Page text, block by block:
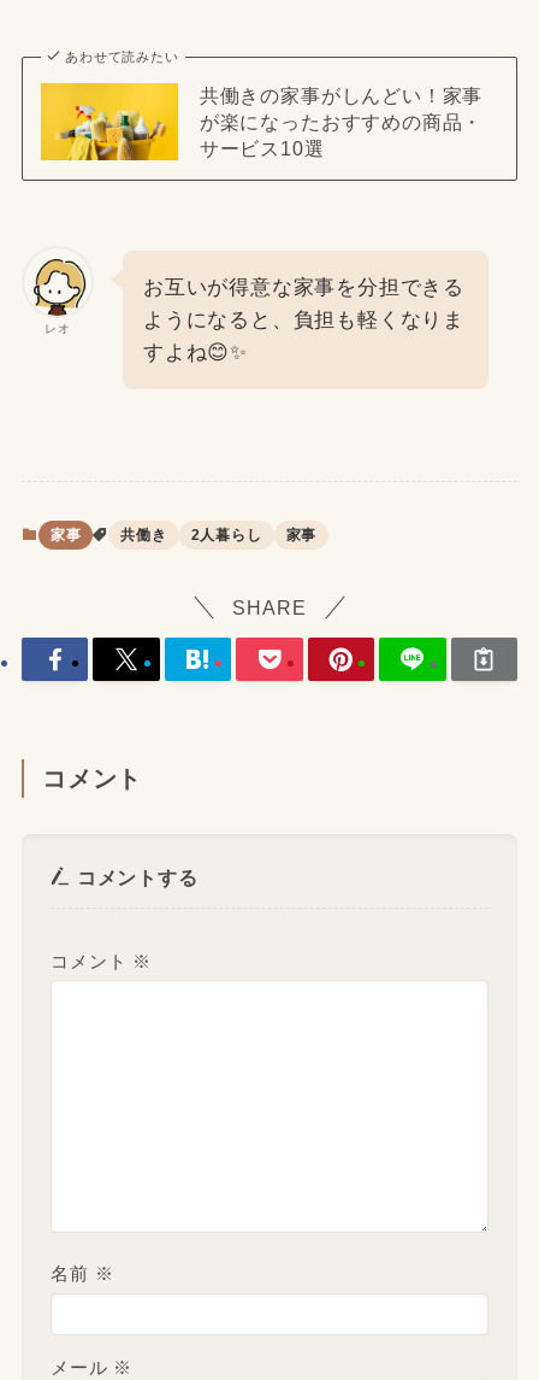
あわせて読みたい
共働きの家事がしんどい！家事
が楽になったおすすめの商品・
サービス10選
レオ
お互いが得意な家事を分担できる
ようになると、負担も軽くなりま
すよね😊✨
家事 共働き 2人暮らし 家事
SHARE
コメント
コメントする
コメント ※
名前 ※
メール ※